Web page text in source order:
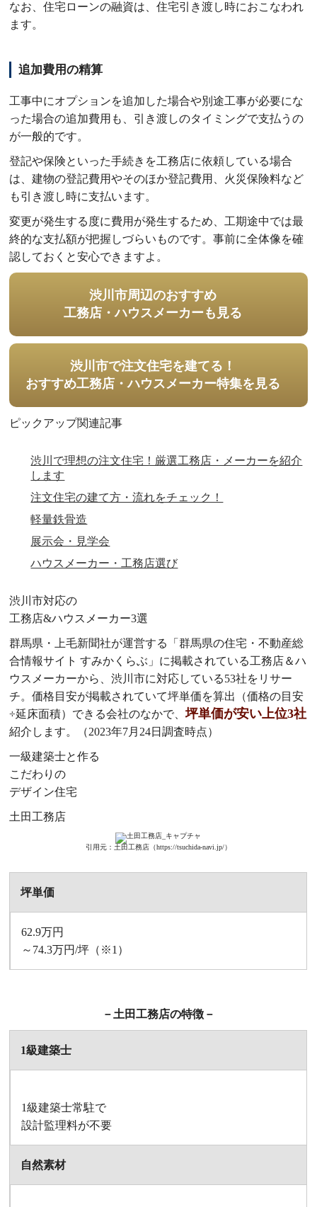
なお、住宅ローンの融資は、住宅引き渡し時におこなわれ
ます。
追加費用の精算
工事中にオプションを追加した場合や別途工事が必要にな
った場合の追加費用も、引き渡しのタイミングで支払うの
が一般的です。
登記や保険といった手続きを工務店に依頼している場合
は、建物の登記費用やそのほか登記費用、火災保険料など
も引き渡し時に支払います。
変更が発生する度に費用が発生するため、工期途中では最
終的な支払額が把握しづらいものです。事前に全体像を確
認しておくと安心できますよ。
渋川市周辺のおすすめ
工務店・ハウスメーカーも見る
渋川市で注文住宅を建てる！
おすすめ工務店・ハウスメーカー特集を見る
ピックアップ関連記事
渋川で理想の注文住宅！厳選工務店・メーカーを紹介
します
注文住宅の建て方・流れをチェック！
軽量鉄骨造
展示会・見学会
ハウスメーカー・工務店選び
渋川市対応の
工務店&ハウスメーカー3選
群馬県・上毛新聞社が運営する「群馬県の住宅・不動産総
合情報サイト すみかくらぶ」に掲載されている工務店＆ハ
ウスメーカーから、渋川市に対応している53社をリサー
チ。価格目安が掲載されていて坪単価を算出（価格の目安
÷延床面積）できる会社のなかで、坪単価が安い上位3社
紹介します。（2023年7月24日調査時点）
一級建築士と作る
こだわりの
デザイン住宅
土田工務店
引用元：土田工務店（https://tsuchida-navi.jp/）
坪単価
62.9万円
～74.3万円/坪 （※1）
－土田工務店の特徴－
1級建築士
1級建築士常駐で
設計監理料が不要
自然素材